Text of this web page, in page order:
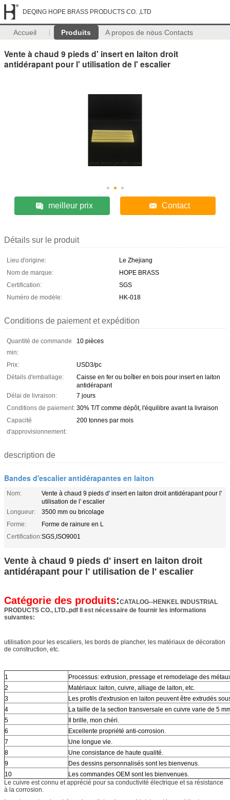
DEQING HOPE BRASS PRODUCTS CO. ,LTD
Accueil Produits A propos de nous Contacts
Vente à chaud 9 pieds d' insert en laiton droit
antidérapant pour l' utilisation de l' escalier
meilleur prix Contact
Détails sur le produit
Lieu d'origine:
Le Zhejiang
Nom de marque:
HOPE BRASS
Certification:
SGS
Numéro de modèle:
HK-018
Conditions de paiement et expédition
Quantité de commande
min:
10 pièces
Prix:
USD3/pc
Détails d'emballage:
Caisse en fer ou boîtier en bois pour insert en laiton
antidérapant
Délai de livraison:
7 jours
Conditions de paiement: 30% T/T comme dépôt, l'équilibre avant la livraison
Capacité
d'approvisionnement:
200 tonnes par mois
description de
Bandes d'escalier antidérapantes en laiton
Nom:
Vente à chaud 9 pieds d' insert en laiton droit antidérapant pour l'
utilisation de l' escalier
Longueur:
3500 mm ou bricolage
Forme:
Forme de rainure en L
Certification:SGS,ISO9001
Vente à chaud 9 pieds d' insert en laiton droit
antidérapant pour l' utilisation de l' escalier
Catégorie des produits:CATALOG--HENKEL INDUSTRIAL
PRODUCTS CO., LTD..pdf Il est nécessaire de fournir les informations
suivantes:
utilisation pour les escaliers, les bords de plancher, les matériaux de décoration
de construction, etc.
1
Processus: extrusion, pressage et remodelage des
2
Matériaux: laiton, cuivre, alliage de laiton, etc.
3
Les profils d'extrusion en laiton peuvent être extrudés
4
La taille de la section transversale en cuivre varie de 5
5
Il brille, mon chéri.
6
Excellente propriété anti-corrosion.
7
Une longue vie.
8
Une consistance de haute qualité.
9
Des dessins personnalisés sont les bienvenus.
10
Les commandes OEM sont les bienvenues.
Le cuivre est connu et apprécié pour sa conductivité électrique et sa résistance
à la corrosion.